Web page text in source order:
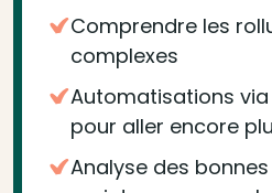
Comprendre les
complexes
Automatisations via
pour aller encore
Analyse des